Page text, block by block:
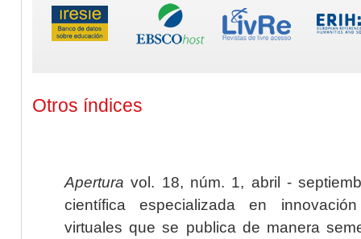
Otros índices
Apertura vol. 18, núm. 1, abril -
científica especializada en
virtuales que se publica de manera